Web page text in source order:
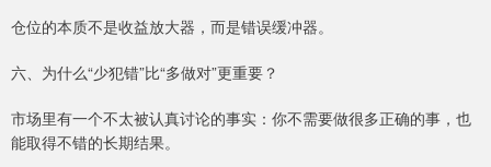
仓位的本质不是收益放大器，而是错误缓冲器。
六、为什么“少犯错”比“多做对”更重要？
市场里有一个不太被认真讨论的事实：你不需要做很多正确的事，也
能取得不错的长期结果。